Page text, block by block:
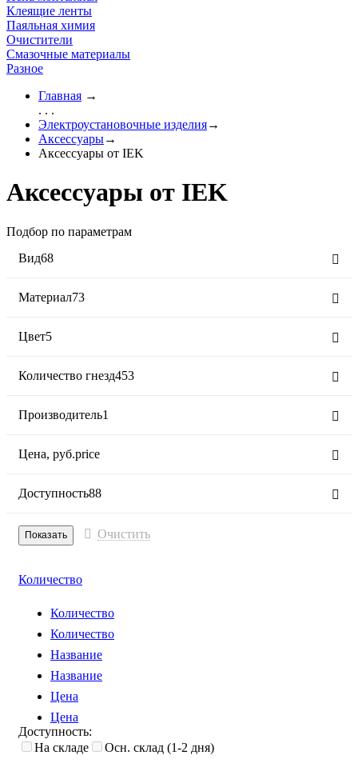
Клеящие ленты
Паяльная химия
Очистители
Смазочные материалы
Разное
Главная →
. . .
Электроустановочные изделия→
Аксессуары→
Аксессуары от IEK
Аксессуары от IEK
Подбор по параметрам
Вид68
Материал73
Цвет5
Количество гнезд453
Производитель1
Цена, руб.price
Доступность88
Очистить
Количество
Количество
Количество
Название
Название
Цена
Цена
Доступность:
На складе
Осн. склад (1-2 дня)